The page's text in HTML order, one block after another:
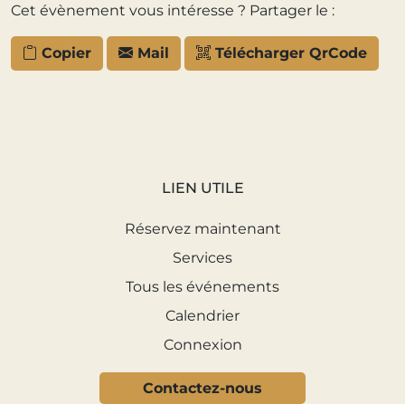
Cet évènement vous intéresse ? Partager le :
Copier Mail Télécharger QrCode
LIEN UTILE
Réservez maintenant
Services
Tous les événements
Calendrier
Connexion
Contactez-nous